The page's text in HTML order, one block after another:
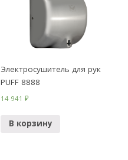
Электросушитель для рук
PUFF 8888
14 941₽
В корзину